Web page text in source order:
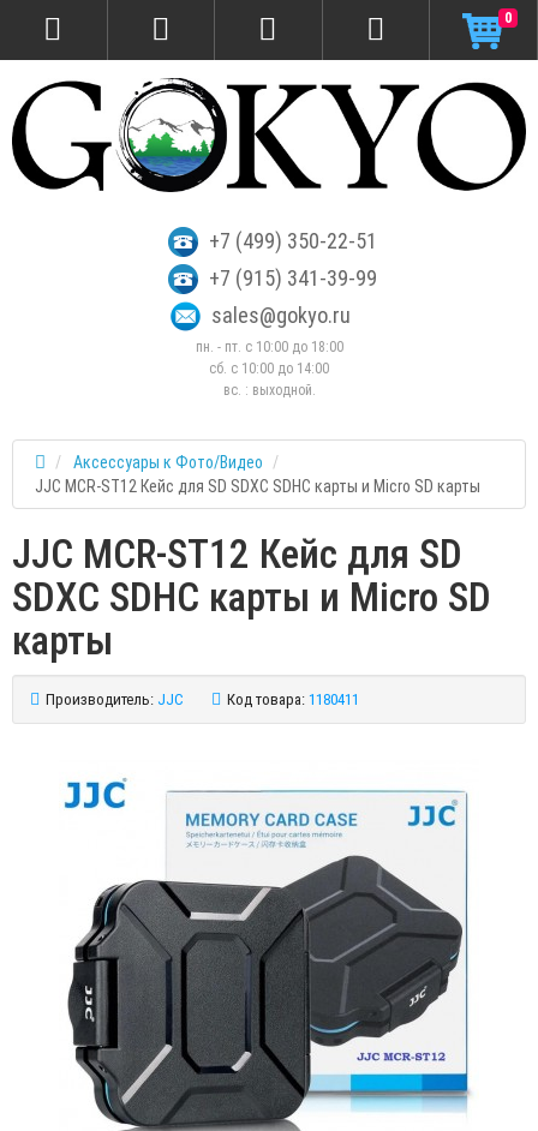
+7 (499) 350-22-51
+7 (915) 341-39-99
sales@gokyo.ru
пн. - пт. с 10:00 до 18:00
сб. c 10:00 до 14:00
вс. : выходной.
0
Аксессуары к Фото/Видео
JJC MCR-ST12 Кейс для SD SDXC SDHC карты и Micro SD карты
JJC MCR-ST12 Кейс для SD
SDXC SDHC карты и Micro SD
карты
Производитель: JJC Код товара: 1180411